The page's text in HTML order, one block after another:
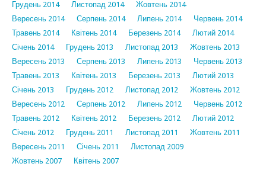
Грудень 2014
Листопад 2014
Жовтень 2014
Вересень 2014
Серпень 2014 Липень 2014
Червень 2014
Травень 2014
Квітень 2014 Березень 2014
Лютий 2014
Січень 2014
Грудень 2013 Листопад 2013
Жовтень 2013
Вересень 2013
Серпень 2013 Липень 2013
Червень 2013
Травень 2013
Квітень 2013 Березень 2013
Лютий 2013
Січень 2013
Грудень 2012 Листопад 2012
Жовтень 2012
Вересень 2012
Серпень 2012 Липень 2012
Червень 2012
Травень 2012
Квітень 2012 Березень 2012
Лютий 2012
Січень 2012
Грудень 2011 Листопад 2011
Жовтень 2011
Вересень 2011
Січень 2011
Листопад 2009
Жовтень 2007
Квітень 2007